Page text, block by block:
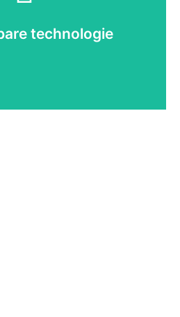
technologie
behuizing zorgen voor dag-
en jarenlang zorgeloos